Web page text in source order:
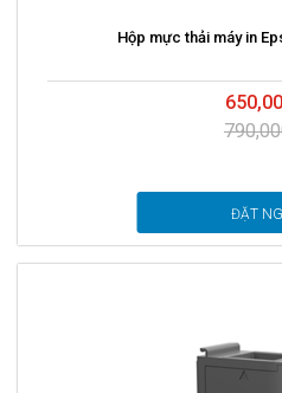
Hộp mực thải máy in
ĐẶT